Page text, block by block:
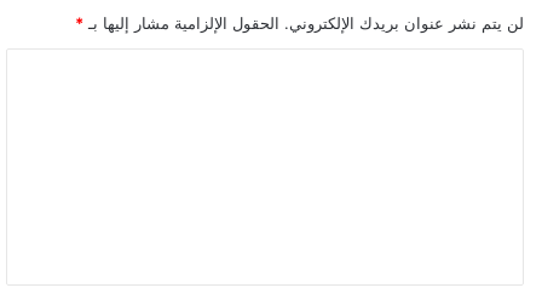
لن يتم نشر عنوان بريدك الإلكتروني. الحقول الإلزامية مشار إليها بـ *
ق